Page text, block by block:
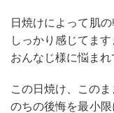
日焼けによって肌
しっかり感じてます
おんなじ様に悩ま
この日焼け、このま
のちの後悔を最小